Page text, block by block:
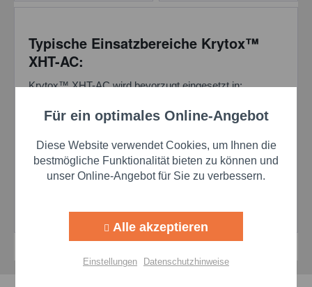
Typische Einsatzbereiche Krytox™
XHT-AC:
Krytox™ XHT-AC wird bevorzugt eingesetzt in:
Lackieranlagen (z. B. Förderkettenlager)
Hochtemperatur-Öfen & Textilausrüstung
Schweißanlagen und Ventilatorlager
Fördertechnik in der Glas- oder Aluminiumproduktion
Funktionale Aktiv
Marketing Aktiv
Personalisierung Aktiv
Für ein optimales Online-Angebot
Diese Website verwendet Cookies, um Ihnen die
bestmögliche Funktionalität bieten zu können und
unser Online-Angebot für Sie zu verbessern.
Alle akzeptieren
Einstellungen Datenschutzhinweise